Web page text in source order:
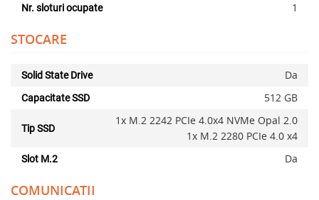
Nr. sloturi ocupate 1
STOCARE
Solid State Drive Da
Capacitate SSD 512 GB
Tip SSD
1x M.2 2242 PCIe 4.0x4 NVMe Opal 2.0
1x M.2 2280 PCIe 4.0 x4
Slot M.2 Da
COMUNICATII